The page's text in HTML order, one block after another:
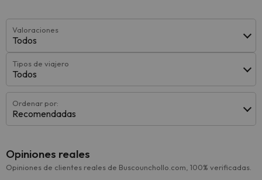
Valoraciones
Todos
Tipos de viajero
Todos
Ordenar por:
Recomendadas
Opiniones reales
Opiniones de clientes reales de Buscounchollo.com, 100% verificadas.